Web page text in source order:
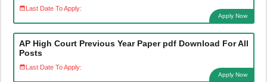
Last Date To Apply:
Apply Now
AP High Court Previous Year Paper pdf Download For All
Posts
Last Date To Apply:
Apply Now